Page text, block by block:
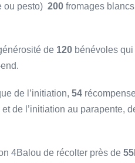
ou pesto) 200 fromages
de 120 bénévoles
de l’initiation, 54
de l’initiation au parapente,
4Balou de récolter près de 55